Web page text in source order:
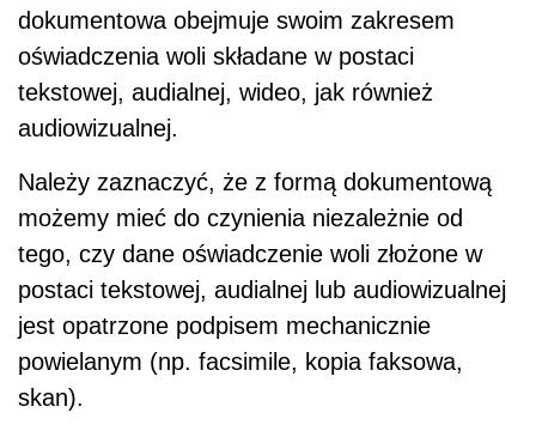
dokumentowa obejmuje swoim zakresem
oświadczenia woli składane w postaci
tekstowej, audialnej, wideo, jak również
audiowizualnej.
Należy zaznaczyć, że z formą dokumentową
możemy mieć do czynienia niezależnie od
tego, czy dane oświadczenie woli złożone w
postaci tekstowej, audialnej lub audiowizualnej
jest opatrzone podpisem mechanicznie
powielanym (np. facsimile, kopia faksowa,
skan).